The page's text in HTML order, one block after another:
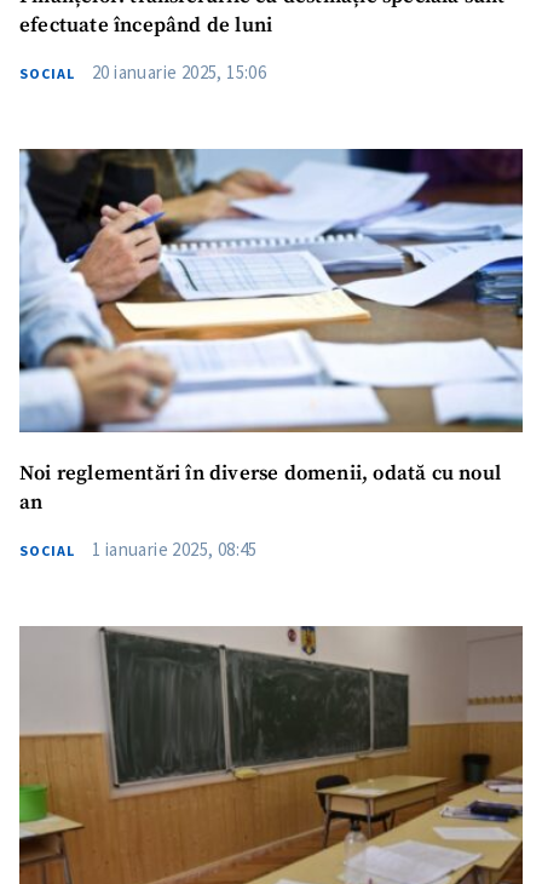
Trimite o informație
Despre ZdG
in English
на русском
efectuate începând de luni
SOCIAL 20 ianuarie 2025, 15:06
Noi reglementări în diverse domenii, odată cu noul
an
SOCIAL 1 ianuarie 2025, 08:45